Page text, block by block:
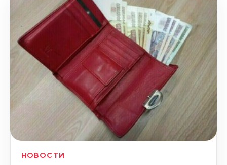
НОВОСТИ